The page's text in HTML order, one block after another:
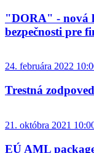
"DORA" - nová
bezpečnosti pre
24. februára 2022
Trestná
21. októbra 2021
EÚ AML